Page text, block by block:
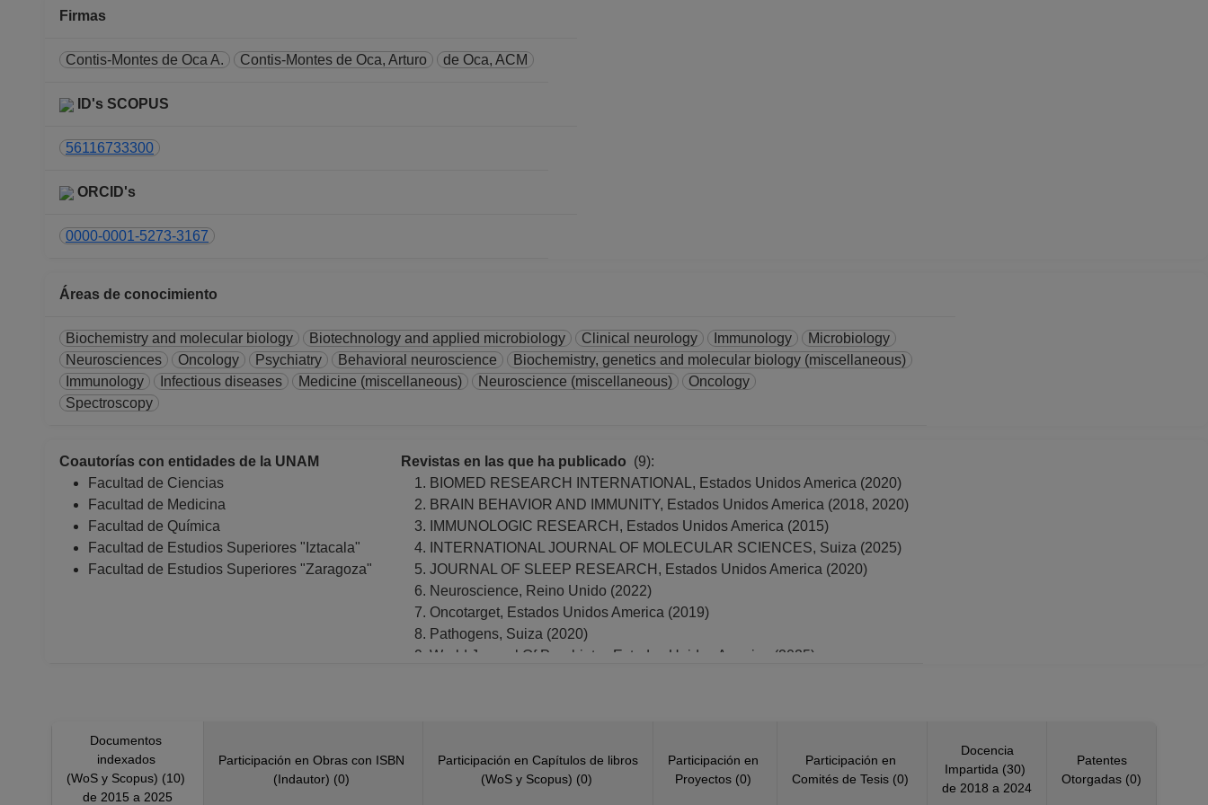
Facultad de Estudios Superiores "Iztacala"
Firmas
Contis-Montes de Oca A. Contis-Montes de Oca, Arturo de Oca, ACM
ID's SCOPUS
56116733300
ORCID's
0000-0001-5273-3167
Áreas de conocimiento
Biochemistry and molecular biology Biotechnology and applied microbiology Clinical neurology Immunology
Microbiology
Neurosciences
Oncology Psychiatry Behavioral neuroscience
Biochemistry, genetics and molecular biology (miscellaneous)
Immunology
Infectious diseases Medicine (miscellaneous) Neuroscience (miscellaneous)
Oncology
Spectroscopy
Coautorías con entidades de la UNAM
Facultad de Ciencias
Facultad de Medicina
Facultad de Química
Facultad de Estudios Superiores "Iztacala"
Facultad de Estudios Superiores "Zaragoza"
Revistas en las que ha publicado (9):
BIOMED RESEARCH INTERNATIONAL, Estados Unidos America (2020)
BRAIN BEHAVIOR AND IMMUNITY, Estados Unidos America (2018, 2020)
IMMUNOLOGIC RESEARCH, Estados Unidos America (2015)
INTERNATIONAL JOURNAL OF MOLECULAR SCIENCES, Suiza (2025)
JOURNAL OF SLEEP RESEARCH, Estados Unidos America (2020)
Neuroscience, Reino Unido (2022)
Oncotarget, Estados Unidos America (2019)
Pathogens, Suiza (2020)
World Journal Of Psychiatry, Estados Unidos America (2025)
Documentos
indexados
(WoS y Scopus) (10)
de 2015 a 2025
Participación en Obras con ISBN
(Indautor) (0)
Participación en Capítulos de libros
(WoS y Scopus) (0)
Participación en
Proyectos (0)
Participación en
Comités de Tesis (0)
Docencia
Impartida (30)
de 2018 a 2024
Patentes
Otorgadas (0)